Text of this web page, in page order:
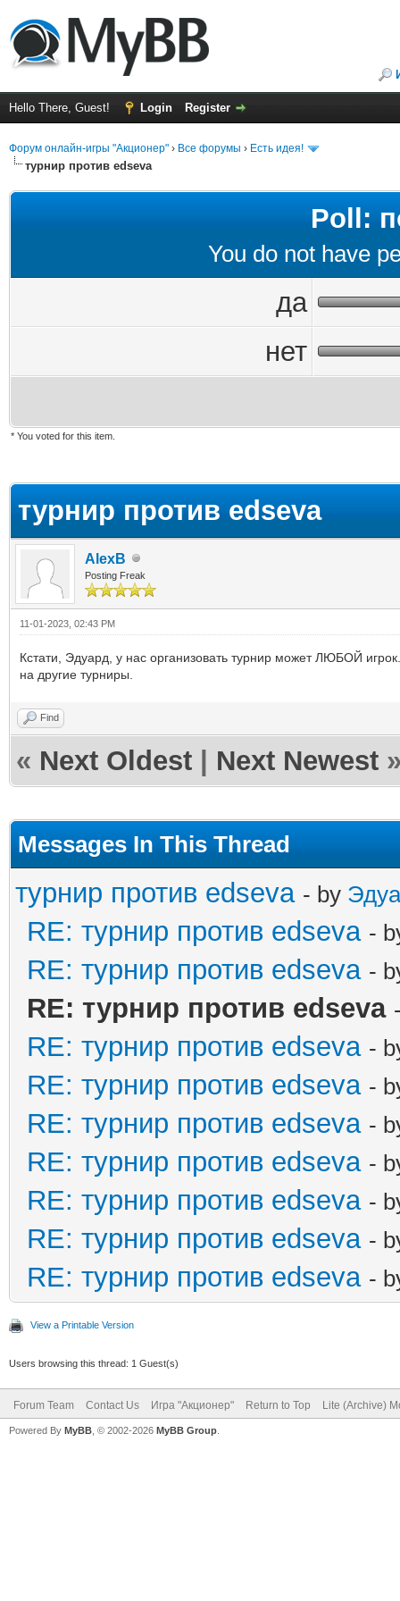
Hello There, Guest! Login Register
Форум онлайн-игры "Акционер" › Все форумы › Есть идея!
турнир против edseva
Poll:
You do not have
да
нет
* You voted for this item.
турнир против edseva
AlexB
Posting Freak
11-01-2023, 02:43 PM
Кстати, Эдуард, у нас организовать турнир может ЛЮБОЙ
на другие турниры.
Find
« Next Oldest Next Newest
Messages In This Thread
турнир против edseva - by
RE: турнир против edseva -
RE: турнир против edseva -
RE: турнир против edseva
RE: турнир против edseva -
RE: турнир против edseva -
RE: турнир против edseva -
RE: турнир против edseva -
RE: турнир против edseva -
RE: турнир против edseva -
RE: турнир против edseva -
View a Printable Version
Users browsing this thread: 1 Guest(s)
Forum Team Contact Us Игра "Акционер" Return to Top Lite (Archive)
Powered By MyBB , © 2002-2026 MyBB Group